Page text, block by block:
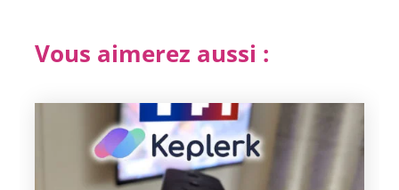
Vous aimerez aussi :